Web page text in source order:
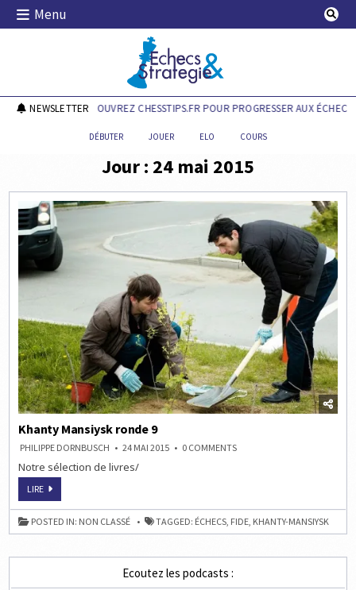
Skip
Menu
Echecs & Stratégie
NEWSLETTERDÉCOUVREZ CHESSTIPS.FR POUR PROGRESSER AUX ÉCHECS !
DÉBUTER JOUER ELO COURS
Jour : 24 mai 2015
Khanty Mansiysk ronde 9
PHILIPPE DORNBUSCH 24 MAI 2015 0 COMMENTSON
Notre sélection de livres/
LIREKHANTY
RONDE
9
POSTED IN: NON CLASSÉ TAGGED: ÉCHECS FIDE KHANTY-MANSIYSK
Ecoutez les podcasts :